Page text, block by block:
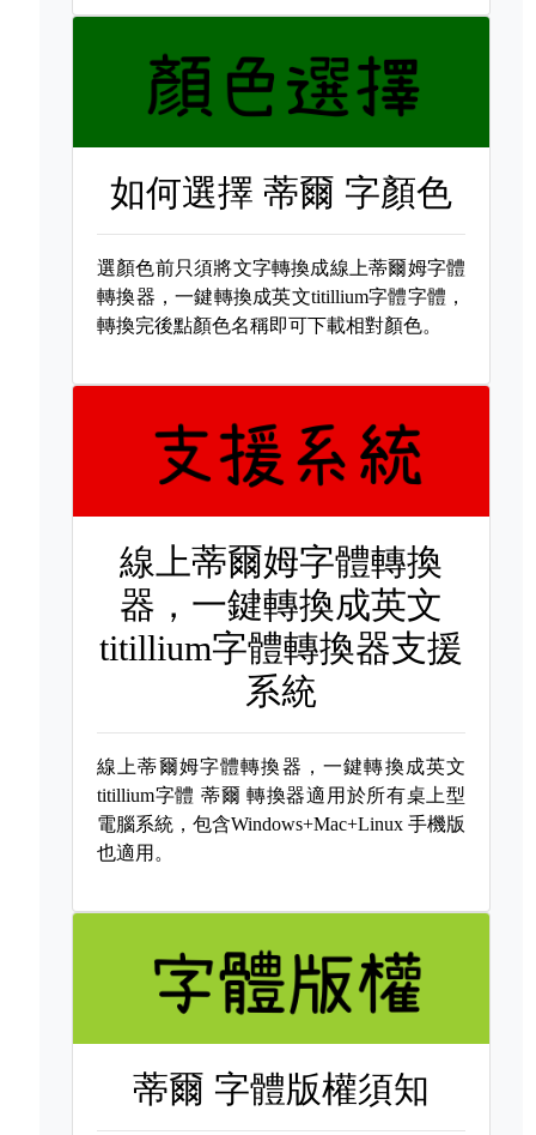
如何選擇蒂爾 字顏色
選顏色前只須將文字轉換成線上蒂爾姆字體
轉換器，一鍵轉換成英文titillium字體字體，
轉換完後點顏色名稱即可下載相對顏色。
線上蒂爾姆字體轉換
器，一鍵轉換成英文
titillium字體轉換器支援
系統
線上蒂爾姆字體轉換器，一鍵轉換成英文
titillium字體 蒂爾 轉換器適用於所有桌上型
電腦系統，包含Windows+Mac+Linux 手機版
也適用。
蒂爾 字體版權須知